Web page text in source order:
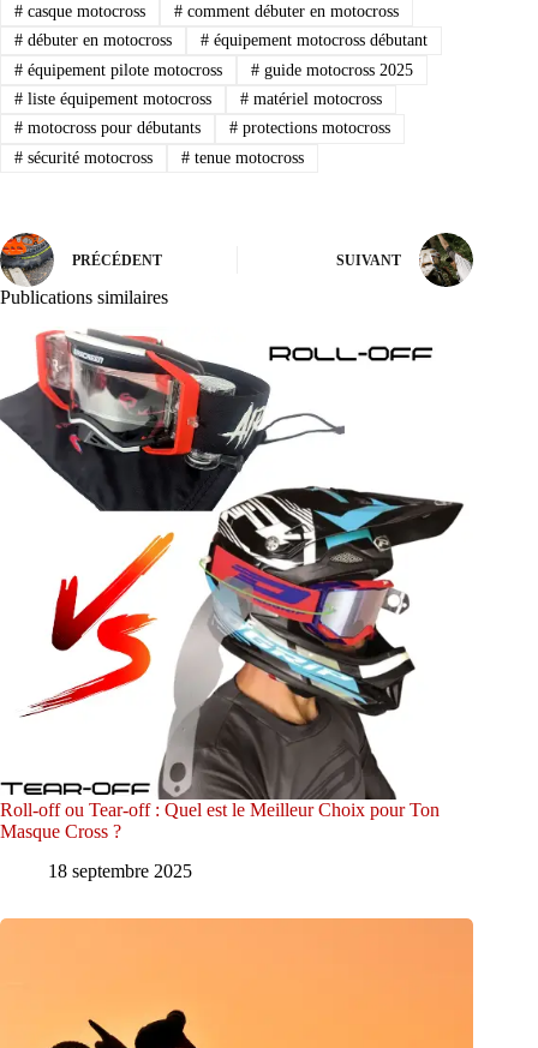
#casque motocross #comment débuter en motocross
#débuter en motocross #équipement motocross débutant
#équipement pilote motocross #guide motocross 2025
#liste équipement motocross #matériel motocross
#motocross pour débutants #protections motocross
#sécurité motocross #tenue motocross
PRÉCÉDENT SUIVANT
Publications similaires
Roll-off ou Tear-off : Quel est le Meilleur Choix pour Ton
Masque Cross ?
18 septembre 2025